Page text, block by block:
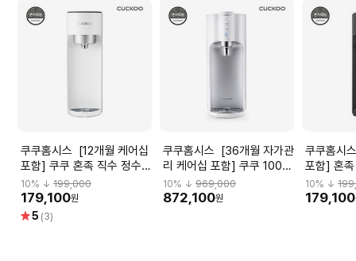
쿠쿠홈시스 [12개월 케어십
포함] 쿠쿠 혼족 직수 정수기
CP-U011W
10% ↓ 199,000
179,100원
별5 (3)
쿠쿠홈시스 [36개월 자가관
리 케어십 포함] 쿠쿠 100도
끓인물 정수기 CP-
TS100WS
10% ↓969,000
872,100원
쿠쿠홈시스 [12개월
포함] 혼
U011B
10% ↓
179,100